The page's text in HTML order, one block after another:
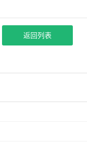
返回列表